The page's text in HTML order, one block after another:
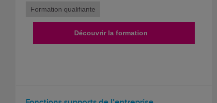
Formation qualifiante
Découvrir la formation